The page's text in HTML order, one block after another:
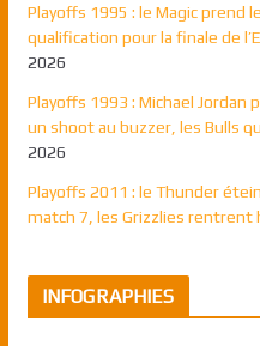
Playoffs 1995 : le Magic prend
qualification pour la finale de
2026
Playoffs 1993 : Michael Jordan
un shoot au buzzer, les Bulls
2026
Playoffs 2011 : le Thunder
match 7, les Grizzlies rentrent
INFOGRAPHIES